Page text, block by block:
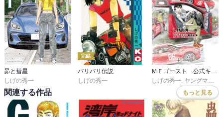
昴と彗星
しげの秀一
完結
バリバリ伝説
しげの秀一
しげの秀一 ヤングマガジン編集部
関連する作品 もっと見る